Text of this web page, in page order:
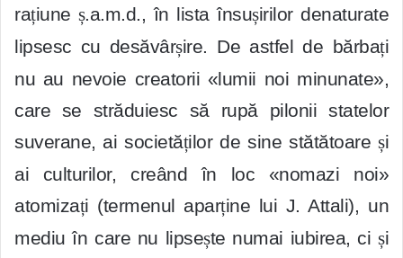
rațiune ș.a.m.d., în lista însușirilor denaturate
lipsesc cu desăvârșire. De astfel de bărbați
nu au nevoie creatorii «lumii noi minunate»,
care se străduiesc să rupă pilonii statelor
suverane, ai societăților de sine stătătoare și
ai culturilor, creând în loc «nomazi noi»
atomizați (termenul aparține lui J. Attali), un
mediu în care nu lipsește numai iubirea, ci și